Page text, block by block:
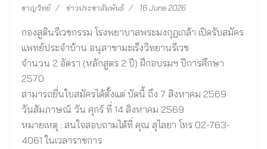
ชาญวิทย์ ข่าวประชาสัมพันธ์ 16 June 2026
กองสูตินรีเวชกรรม โรงพยาบาลพระมงกุฎเกล้า เปิดรับสมัคร
แพทย์ประจำบ้าน อนุสาขามะเร็งวิทยานรีเวช
จำนวน 2 อัตรา (หลักสูตร 2 ปี) ฝึกอบรมฯ ปีการศึกษา
2570
สามารถยื่นใบสมัครได้ตั้งแต่ บัดนี้ ถึง 7 สิงหาคม 2569
วันสัมภาษณ์ วัน ศุกร์ ที่ 14 สิงหาคม 2569
หมายเหตุ : สนใจสอบถามได้ที่ คุณ สุไลยา โทร 02-763-
4061 ในเวลาราชการ